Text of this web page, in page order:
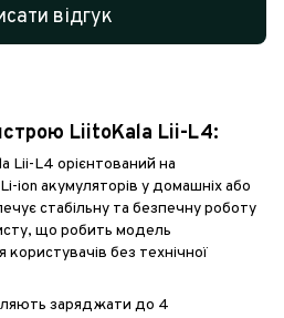
відгук
LiitoKala Lii-L4:
Lii-L4 орієнтований на
ion акумуляторів у домашніх або
стабільну та безпечну роботу
що робить модель
без технічної
заряджати до 4